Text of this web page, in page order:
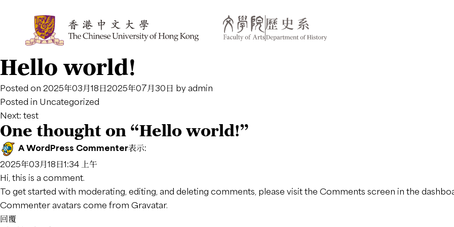
Hello world!
Posted on 2025年03月18日2025年07月30日 by admin
Posted in Uncategorized
文
章
導
覽
Next: test
One thought on “Hello world!”
A WordPress Commenter表示:
2025年03月18日1:34 上午
Hi, this is a comment.
To get started with moderating, editing, and deleting comments, please visit the Comments screen in the
Commenter avatars come from Gravatar.
回覆